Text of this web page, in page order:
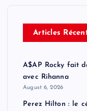
Articles
A$AP Rocky fait
avec Rihanna
August 6, 2026
Perez Hilton : le